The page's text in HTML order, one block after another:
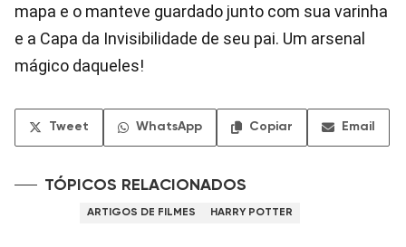
mapa e o manteve guardado junto com sua varinha
e a Capa da Invisibilidade de seu pai. Um arsenal
mágico daqueles!
Tweet WhatsApp Copiar Email
TÓPICOS RELACIONADOS
ARTIGOS DE FILMES HARRY POTTER